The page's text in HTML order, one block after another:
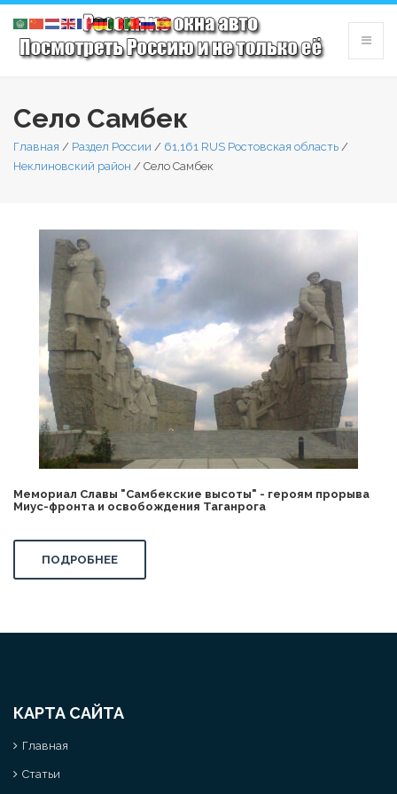
Село Самбек
Главная / Раздел России / 61,161 RUS Ростовская область /
Неклиновский район / Село Самбек
Мемориал Славы "Самбекские высоты" - героям прорыва
Миус-фронта и освобождения Таганрога
ПОДРОБНЕЕ
КАРТА САЙТА
Главная
Статьи